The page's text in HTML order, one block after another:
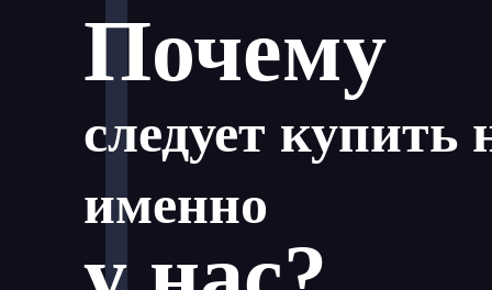
Почему
следует купить
именно